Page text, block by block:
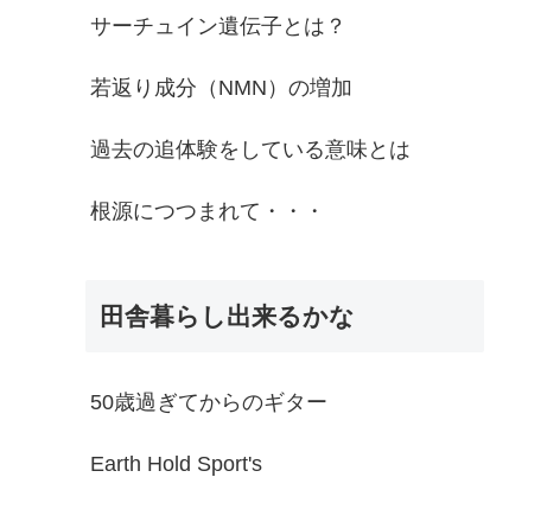
サーチュイン遺伝子とは？
若返り成分（NMN）の増加
過去の追体験をしている意味とは
根源につつまれて・・・
田舎暮らし出来るかな
50歳過ぎてからのギター
Earth Hold Sport's